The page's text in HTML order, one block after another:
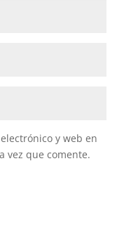
y web en
vez que comente.